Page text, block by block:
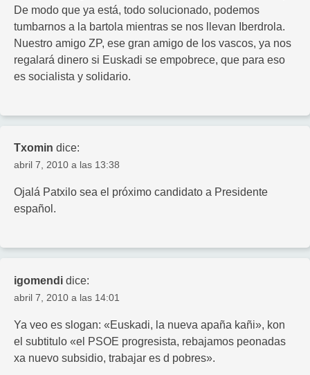
De modo que ya está, todo solucionado, podemos
tumbarnos a la bartola mientras se nos llevan Iberdrola.
Nuestro amigo ZP, ese gran amigo de los vascos, ya nos
regalará dinero si Euskadi se empobrece, que para eso
es socialista y solidario.
Txomin dice:
abril 7, 2010 a las 13:38
Ojalá Patxilo sea el próximo candidato a Presidente
español.
igomendi dice:
abril 7, 2010 a las 14:01
Ya veo es slogan: «Euskadi, la nueva apaña kañi», kon
el subtitulo «el PSOE progresista, rebajamos peonadas
xa nuevo subsidio, trabajar es d pobres».